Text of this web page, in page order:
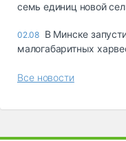
семь единиц новой
02.08 В Минске
малогабаритных
Все новости